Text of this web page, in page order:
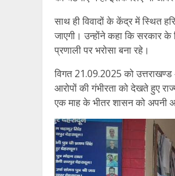
साथ ही विवादों के केंद्र में स्थित
जाएगी। उन्होंने कहा कि सरकार के
प्रणाली पर भरोसा बना रहे।
विगत 21.09.2025 को
आरोपों की गंभीरता को देखते हुए
एक माह के भीतर शासन को अपनी